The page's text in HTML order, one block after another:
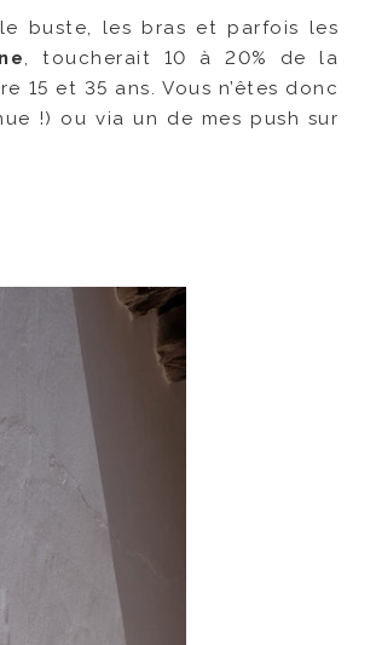
buste, les bras et parfois les
, toucherait 10 à 20% de la
15 et 35 ans. Vous n’êtes donc
!) ou via un de mes push sur